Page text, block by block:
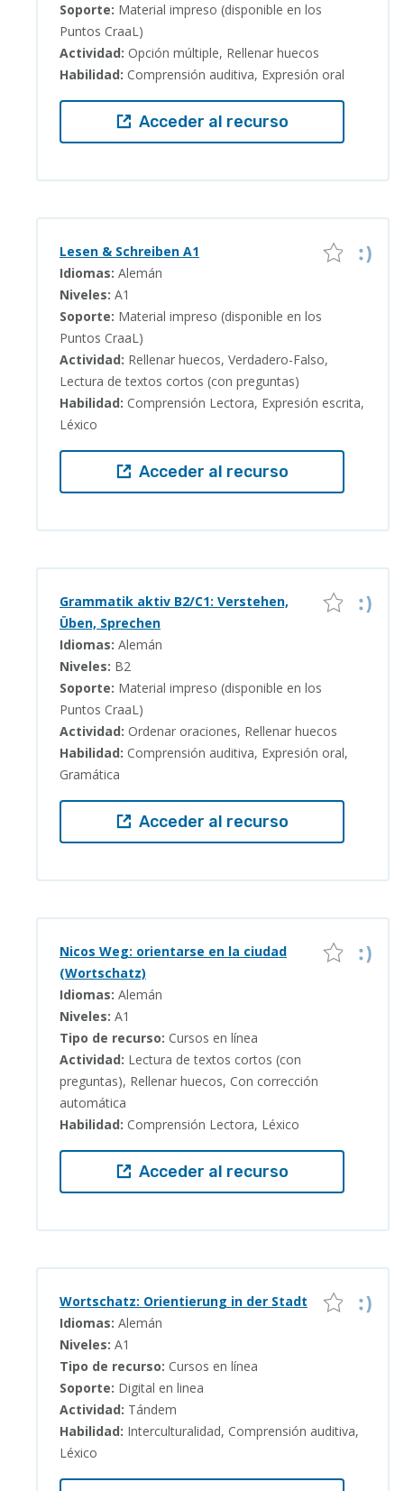
Soporte: Material impreso (disponible en los
Puntos CraaL)
Actividad: Opción múltiple, Rellenar huecos
Habilidad: Comprensión auditiva, Expresión oral
Acceder al recurso
Lesen & Schreiben A1
Idiomas: Alemán
Niveles: A1
Soporte: Material impreso (disponible en los
Puntos CraaL)
Actividad: Rellenar huecos, Verdadero-Falso,
Lectura de textos cortos (con preguntas)
Habilidad: Comprensión Lectora, Expresión escrita,
Léxico
Acceder al recurso
Grammatik aktiv B2/C1: Verstehen,
Üben, Sprechen
Idiomas: Alemán
Niveles: B2
Soporte: Material impreso (disponible en los
Puntos CraaL)
Actividad: Ordenar oraciones, Rellenar huecos
Habilidad: Comprensión auditiva, Expresión oral,
Gramática
Acceder al recurso
Nicos Weg: orientarse en la ciudad
(Wortschatz)
Idiomas: Alemán
Niveles: A1
Tipo de recurso: Cursos en línea
Actividad: Lectura de textos cortos (con
preguntas), Rellenar huecos, Con corrección
automática
Habilidad: Comprensión Lectora, Léxico
Acceder al recurso
Wortschatz: Orientierung in der Stadt
Idiomas: Alemán
Niveles: A1
Tipo de recurso: Cursos en línea
Soporte: Digital en linea
Actividad: Tándem
Habilidad: Interculturalidad, Comprensión auditiva,
Léxico